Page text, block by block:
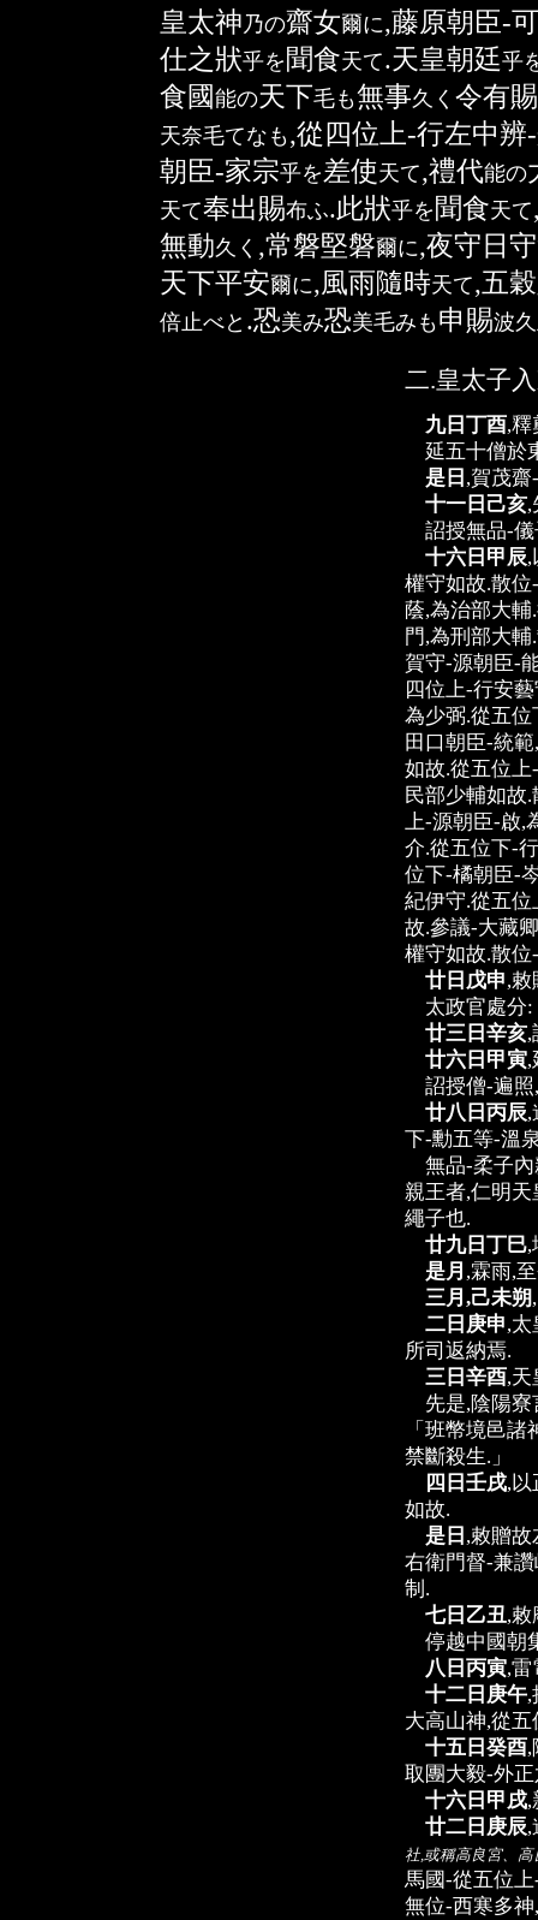
皇太神乃の齋女爾に,藤原朝臣-
仕之狀乎を 聞食天て.天皇朝廷乎
食國 能の天下毛も無事久 く 令有賜
天奈毛てなも,從四位上-行左中
朝臣-家宗乎を差使天て,禮代能の
天て奉出賜布ふ.此狀乎を 聞食天て
無動久 く ,常磐堅磐爾に,夜守日守
天下平安爾に,風雨隨時天て,五
倍止べと .恐美み恐美毛みも申賜波
二.皇太子
九日丁酉,釋
延五十僧於
是日 ,賀茂
十一日己亥,
詔授無品-儀
十六日甲辰,
權守如故.散
蔭,為治部大
門,為刑部大
賀守-源朝臣-
四位上-行安
為少弼.從五
田口朝臣-統
如故.從五位
民部少輔如故
上-源朝臣-啟,
介.從五位下-
位下-橘朝臣-
紀伊守.從五
故.參議-大藏
權守如故.散
廿日戊申,敕
太政官處分:
廿三日辛亥,
廿六日甲寅,
詔授僧-遍照
廿八日丙辰,
下-勳五等-溫
無品-柔子內
親王者,仁明
繩子也.
廿九日丁巳,
是月 ,霖雨,
三月,己未朔
二日庚申,太
所司返納焉.
三日辛酉,天
先是,陰陽寮
「班幣境邑
禁斷殺生.」
四日壬戌,以
如故.
是日 ,敕贈
右衛門督-兼
制.
七日乙丑,敕
停越中國朝
八日丙寅,雷
十二日庚午,
大高山神,從
十五日癸酉,
取團大毅-外
十六日甲戌,
廿二日庚辰,
社,或稱高良宮、
馬國-從五位
無位-西寒多